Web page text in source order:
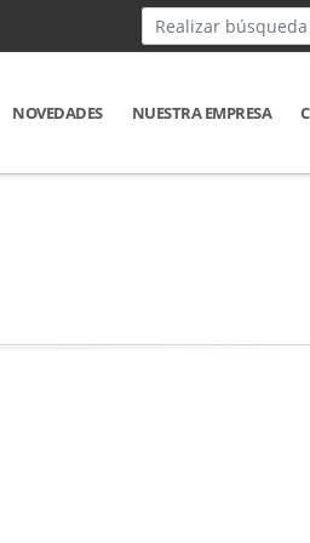
NOVEDADES NUESTRA EMPRESA